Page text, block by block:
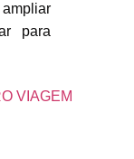
para
VIAGEM